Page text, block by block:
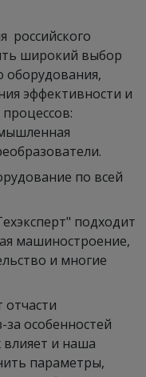
российского
широкий выбор
эффективности и
по всей
подходит
машиностроение,
и многие
особенностей
и наша
параметры,